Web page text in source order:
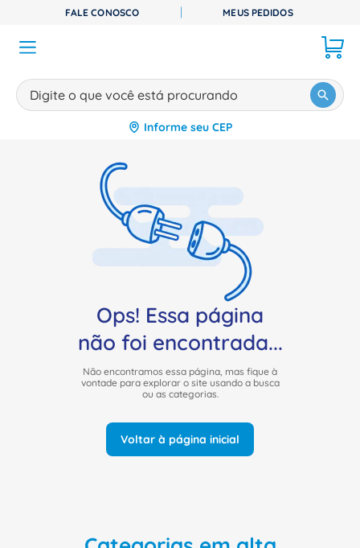
FALE CONOSCO MEUS PEDIDOS
Digite o que você está procurando
Informe seu CEP
Ops! Essa página
não foi encontrada...
Não encontramos essa página, mas fique à
vontade para explorar o site usando a busca
ou as categorias.
Voltar à página inicial
TERMOS MAIS BUSCADOS
disjuntor
cabo flexivel
contator
barramento
dps
caixa passagem